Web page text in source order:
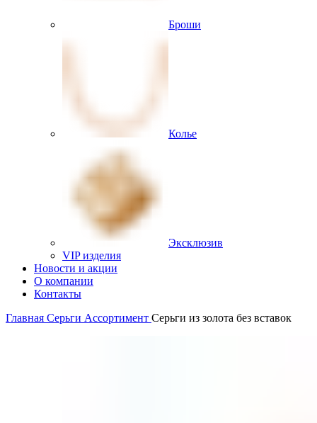
Броши
Колье
Эксклюзив
VIP изделия
Новости и акции
О компании
Контакты
Главная Серьги Ассортимент Серьги из золота без вставок